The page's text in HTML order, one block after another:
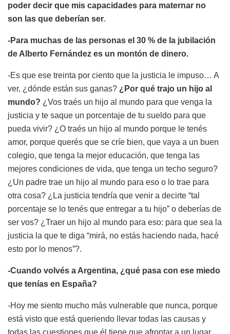
poder decir que mis capacidades para maternar no
son las que deberían ser.
-Para muchas de las personas el 30 % de la jubilación
de Alberto Fernández es un montón de dinero.
-Es que ese treinta por ciento que la justicia le impuso… A
ver, ¿dónde están sus ganas? ¿Por qué trajo un hijo al
mundo? ¿Vos traés un hijo al mundo para que venga la
justicia y te saque un porcentaje de tu sueldo para que
pueda vivir? ¿O traés un hijo al mundo porque le tenés
amor, porque querés que se críe bien, que vaya a un buen
colegio, que tenga la mejor educación, que tenga las
mejores condiciones de vida, que tenga un techo seguro?
¿Un padre trae un hijo al mundo para eso o lo trae para
otra cosa? ¿La justicia tendría que venir a decirte “tal
porcentaje se lo tenés que entregar a tu hijo” o deberías de
ser vos? ¿Traer un hijo al mundo para eso: para que sea la
justicia la que te diga “mirá, no estás haciendo nada, hacé
esto por lo menos”?.
-Cuando volvés a Argentina, ¿qué pasa con ese miedo
que tenías en España?
-Hoy me siento mucho más vulnerable que nunca, porque
está visto que está queriendo llevar todas las causas y
todas las cuestiones que él tiene que afrontar a un lugar